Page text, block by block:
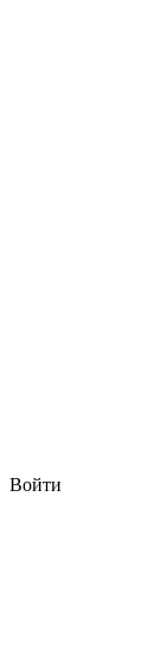
Войти